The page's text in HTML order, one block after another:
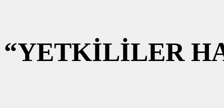
“YETKİLİLER